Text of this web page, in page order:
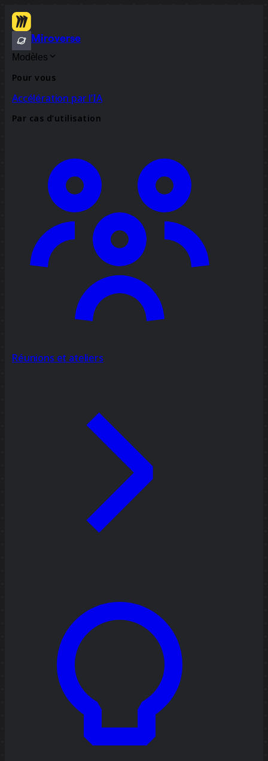
Miroverse
Modèles
Pour vous
Accélération par l’IA
Par cas d’utilisation
Réunions et ateliers